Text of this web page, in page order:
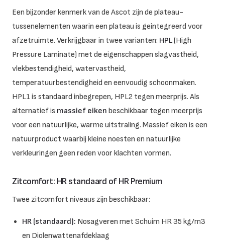
Een bijzonder kenmerk van de Ascot zijn de plateau-
tussenelementen waarin een plateau is geintegreerd voor
afzetruimte. Verkrijgbaar in twee varianten: HPL(High
Pressure Laminate) met de eigenschappen slagvastheid,
vlekbestendigheid, watervastheid,
temperatuurbestendigheid en eenvoudig schoonmaken.
HPL1 is standaard inbegrepen, HPL2 tegen meerprijs. Als
alternatief is massief eiken beschikbaar tegen meerprijs
voor een natuurlijke, warme uitstraling. Massief eiken is een
natuurproduct waarbij kleine noesten en natuurlijke
verkleuringen geen reden voor klachten vormen.
Zitcomfort: HR standaard of HR Premium
Twee zitcomfort niveaus zijn beschikbaar:
HR (standaard): Nosagveren met Schuim HR 35 kg/m3
en Diolenwattenafdeklaag